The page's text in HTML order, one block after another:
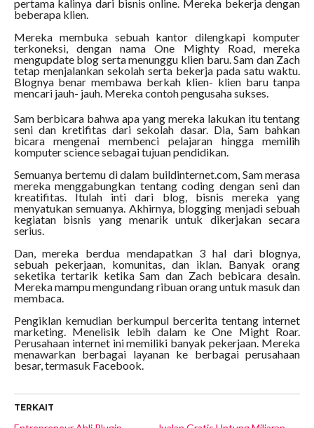
pertama kalinya dari bisnis online. Mereka bekerja dengan
beberapa klien.
Mereka membuka sebuah kantor dilengkapi komputer
terkoneksi, dengan nama One Mighty Road, mereka
mengupdate blog serta menunggu klien baru. Sam dan Zach
tetap menjalankan sekolah serta bekerja pada satu waktu.
Blognya benar membawa berkah klien- klien baru tanpa
mencari jauh- jauh. Mereka contoh pengusaha sukses.
Sam berbicara bahwa apa yang mereka lakukan itu tentang
seni dan kretifitas dari sekolah dasar. Dia, Sam bahkan
bicara mengenai membenci pelajaran hingga memilih
komputer science sebagai tujuan pendidikan.
Semuanya bertemu di dalam buildinternet.com, Sam merasa
mereka menggabungkan tentang coding dengan seni dan
kreatifitas. Itulah inti dari blog, bisnis mereka yang
menyatukan semuanya. Akhirnya, blogging menjadi sebuah
kegiatan bisnis yang menarik untuk dikerjakan secara
serius.
Dan, mereka berdua mendapatkan 3 hal dari blognya,
sebuah pekerjaan, komunitas, dan iklan. Banyak orang
seketika tertarik ketika Sam dan Zach bebicara desain.
Mereka mampu mengundang ribuan orang untuk masuk dan
membaca.
Pengiklan kemudian berkumpul bercerita tentang internet
marketing. Menelisik lebih dalam ke One Might Roar.
Perusahaan internet ini memiliki banyak pekerjaan. Mereka
menawarkan berbagai layanan ke berbagai perusahaan
besar, termasuk Facebook.
TERKAIT